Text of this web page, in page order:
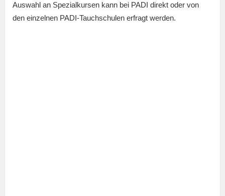
Auswahl an Spezialkursen kann bei PADI direkt oder von
den einzelnen PADI-Tauchschulen erfragt werden.